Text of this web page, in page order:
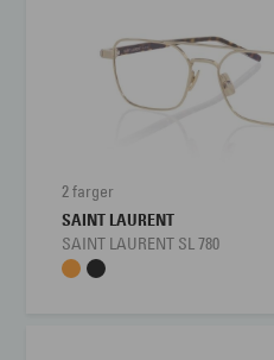
2 farger
SAINT LAURENT
SAINT LAURENT SL 780